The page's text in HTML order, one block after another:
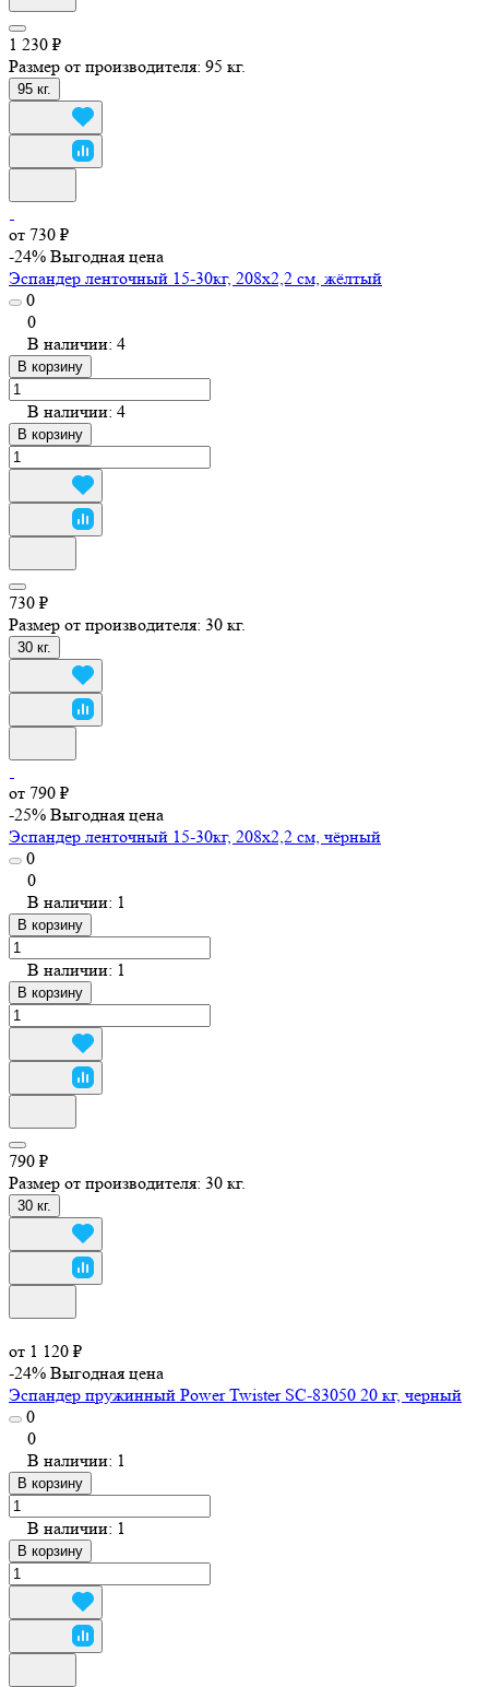
1 230 ₽
Размер от производителя: 95 кг.
95 кг.
от 730 ₽
-24% Выгодная цена
Эспандер ленточный 15-30кг, 208х2,2 см, жёлтый
0
0
В наличии: 4
В корзину
В наличии: 4
В корзину
730 ₽
Размер от производителя: 30 кг.
30 кг.
от 790 ₽
-25% Выгодная цена
Эспандер ленточный 15-30кг, 208х2,2 см, чёрный
0
0
В наличии: 1
В корзину
В наличии: 1
В корзину
790 ₽
Размер от производителя: 30 кг.
30 кг.
от 1 120 ₽
-24% Выгодная цена
Эспандер пружинный Power Twister SC-83050 20 кг, черный
0
0
В наличии: 1
В корзину
В наличии: 1
В корзину